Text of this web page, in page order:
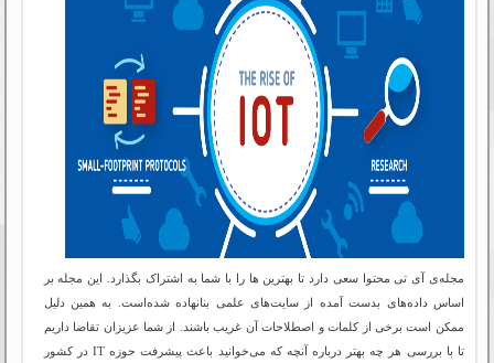
مجله‌ی آی تی محتوا سعی دارد تا بهترین ها را با شما به اشتراک بگذارد. این مجله بر
اساس داده‌های بدست آمده از سایت‌های علمی بنانهاده شده‌است. به همین دلیل
ممکن است برخی از کلمات و اصطلاحات آن غریب باشند. از شما عزیزان تقاضا داریم
تا با بررسی هر چه بهتر درباره آنچه که می‌خوانید باعث پیشرفت حوزه IT در کشور